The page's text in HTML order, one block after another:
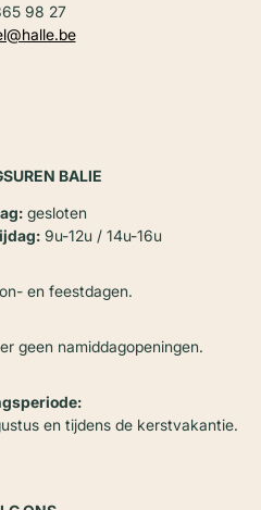
98 27
BALIE
gesloten
9u-12u / 14u-16u
en feestdagen.
geen namiddagopeningen.
en tijdens de kerstvakantie.